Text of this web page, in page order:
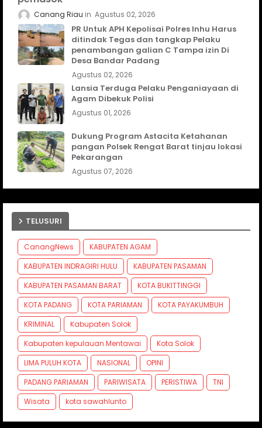
Canang Riau Agustus 02, 2026
PR Untuk APH Kepolisai Polres Inhu Harus
ditindak Tegas dan tangkap Pelaku
penambangan galian C Tampa izin Di
Desa Bandar Padang
Agustus 02, 2026
Lansia Terduga Pelaku Penganiayaan di
Agam Dibekuk Polisi
Agustus 01, 2026
Dukung Program Astacita Ketahanan
pangan Polsek Rengat Barat tinjau lokasi
Pekarangan
Agustus 07, 2026
TELUSURI
CanangNews
KABUPATEN AGAM
KABUPATEN INDRAGIRI HULU
KABUPATEN PASAMAN
KABUPATEN PASAMAN BARAT
KOTA BUKITTINGGI
KOTA PADANG
KOTA PARIAMAN
KOTA PAYAKUMBUH
KRIMINAL
Kabupaten Solok
Kabupaten kepulauan Mentawai
Kota Solok
LIMA PULUH KOTA
NASIONAL
OPINI
PADANG PARIAMAN
PARIWISATA PERISTIWA
TNI
Wisata
kota sawahlunto